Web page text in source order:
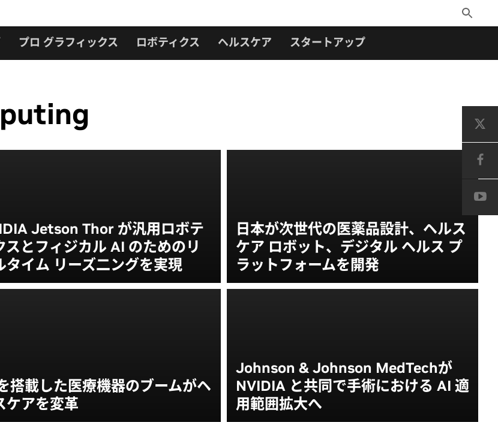
Toggle
Search
プロ グラフィックス ロボティクス ヘルスケア スタートアップ
Jetson Thor が汎用ロボテ
スとフィジカル AI のためのリ
タイム リーズ二ングを実現
日本が次世代の医薬品設計、ヘルス
ケア ロボット、デジタル ヘルス プ
ラットフォームを開発
搭載した医療機器のブームがヘ
ケアを変革
Johnson & Johnson MedTechが
NVIDIA と共同で手術における AI 適
用範囲拡大へ